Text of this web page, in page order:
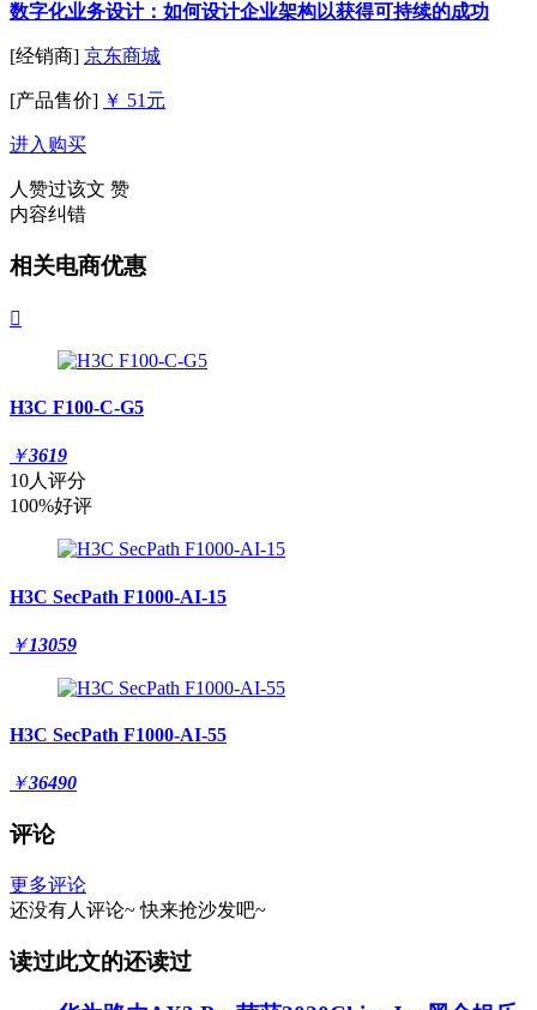
数字化业务设计：如何设计企业架构以获得可持续的成功
[经销商] 京东商城
[产品售价] ￥ 51元
进入购买
人赞过该文 赞
内容纠错
相关电商优惠

H3C F100-C-G5
￥3619
10人评分
100%好评
H3C SecPath F1000-AI-15
￥13059
H3C SecPath F1000-AI-55
￥36490
评论
更多评论
还没有人评论~ 快来抢沙发吧~
读过此文的还读过